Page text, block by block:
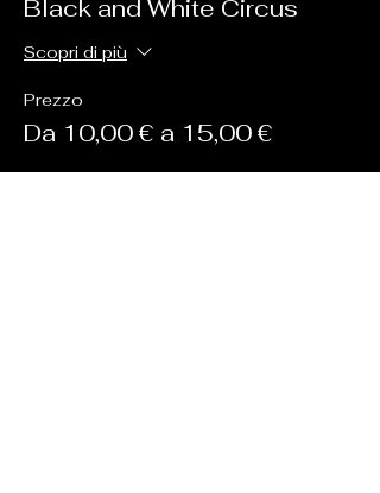
Black and White Circus
Scopri di più
Prezzo
Da 10,00 € a 15,00 €